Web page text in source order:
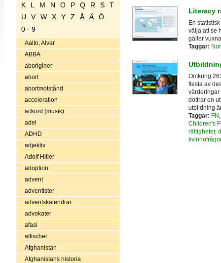
K
L M N O P Q R S
T
U
V W X Y Z Å Ä
Ö
0 - 9
Aalto, Alvar
ABBA
aboriginer
abort
abortmotstånd
acceleration
ackord (musik)
adel
ADHD
adjektiv
Adolf Hitler
adoption
advent
adventister
adventskalendrar
advokater
afasi
affischer
Afghanistan
Afghanistans historia
Literacy
En
välja att se
gäller
Taggar:
Omkring
flesta av
värderingar
döttrar en
utbildning
Taggar: FN
Children's
rättigheter,
kvinnofrågor